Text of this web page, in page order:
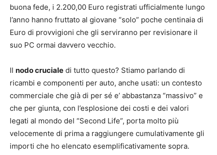
buona fede, i 2.200,00 Euro registrati ufficialmente lungo
l’anno hanno fruttato al giovane “solo” poche centinaia di
Euro di provvigioni che gli serviranno per revisionare il
suo PC ormai davvero vecchio.
Il nodo cruciale di tutto questo? Stiamo parlando di
ricambi e componenti per auto, anche usati: un contesto
commerciale che già di per sé e’ abbastanza “massivo” e
che per giunta, con l’esplosione dei costi e dei valori
legati al mondo del “Second Life”, porta molto più
velocemente di prima a raggiungere cumulativamente gli
importi che ho elencato esemplificativamente sopra.